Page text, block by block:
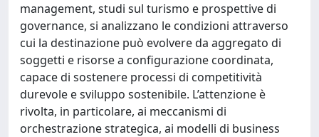
management, studi sul turismo e prospettive di
governance, si analizzano le condizioni attraverso
cui la destinazione può evolvere da aggregato di
soggetti e risorse a configurazione coordinata,
capace di sostenere processi di competitività
durevole e sviluppo sostenibile. L’attenzione è
rivolta, in particolare, ai meccanismi di
orchestrazione strategica, ai modelli di business